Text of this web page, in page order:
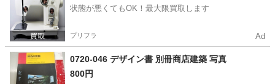
状態が悪くてもOK！最大限買取します
プリフラ Ad
0720-046 デザイン書 別冊商店建築 写真
800円